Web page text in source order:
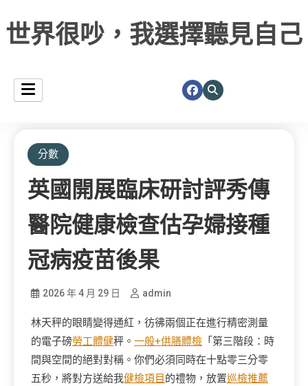
世界很吵，我選擇聽見自己
分數
英國開展臨床研討評秀傳
醫院健康檢查估孕婦接種
冠病疫苗後果
2026 年 4 月 29 日 admin
林天秤的眼睛變得通紅，彷彿兩個正在進行精密測量
的電子磅勞工體健秤。 一般+供膳體檢 「第三階段：時
間與空間的絕對對稱。你們必須同時在十點零三分零
五秒，將對方送給我健檢項目 的禮物，放置巡檢推薦